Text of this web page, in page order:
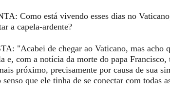
Como está vivendo esses dias no
a capela-ardente?
"Acabei de chegar ao Vaticano, mas acho
e, com a notícia da morte do papa
próximo, precisamente por causa de sua
que ele tinha de se conectar com todas